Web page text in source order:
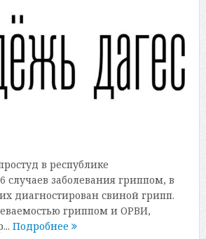
в республике
случаев заболевания гриппом, в
диагностирован свиной грипп.
гриппом и ОРВИ,
Подробнее